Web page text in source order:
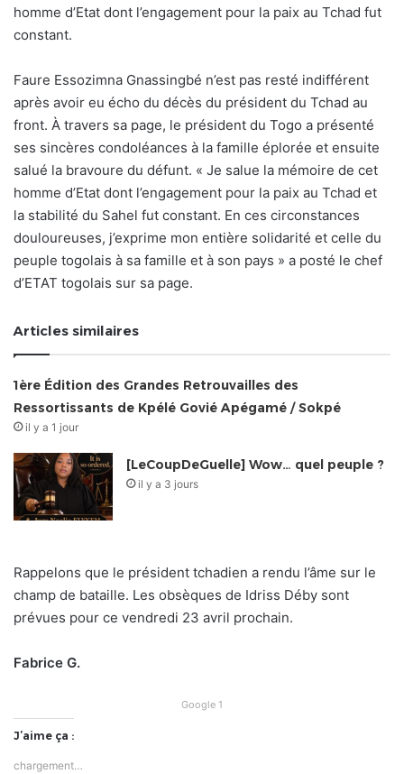
homme d’Etat dont l’engagement pour la paix au Tchad fut
constant.
Faure Essozimna Gnassingbé n’est pas resté indifférent
après avoir eu écho du décès du président du Tchad au
front. À travers sa page, le président du Togo a présenté
ses sincères condoléances à la famille éplorée et ensuite
salué la bravoure du défunt. « Je salue la mémoire de cet
homme d’Etat dont l’engagement pour la paix au Tchad et
la stabilité du Sahel fut constant. En ces circonstances
douloureuses, j’exprime mon entière solidarité et celle du
peuple togolais à sa famille et à son pays » a posté le chef
d’ETAT togolais sur sa page.
Articles similaires
1ère Édition des Grandes Retrouvailles des
Ressortissants de Kpélé Govié Apégamé / Sokpé
il y a 1 jour
[LeCoupDeGuelle] Wow… quel peuple ?
il y a 3 jours
Rappelons que le président tchadien a rendu l’âme sur le
champ de bataille. Les obsèques de Idriss Déby sont
prévues pour ce vendredi 23 avril prochain.
Fabrice G.
Google 1
J’aime ça :
chargement…